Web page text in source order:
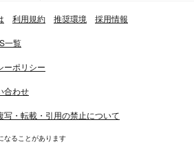
利用規約 推奨環境 採用情報
一覧
ーポリシー
合わせ
・転載・引用の禁止について
なることがあります